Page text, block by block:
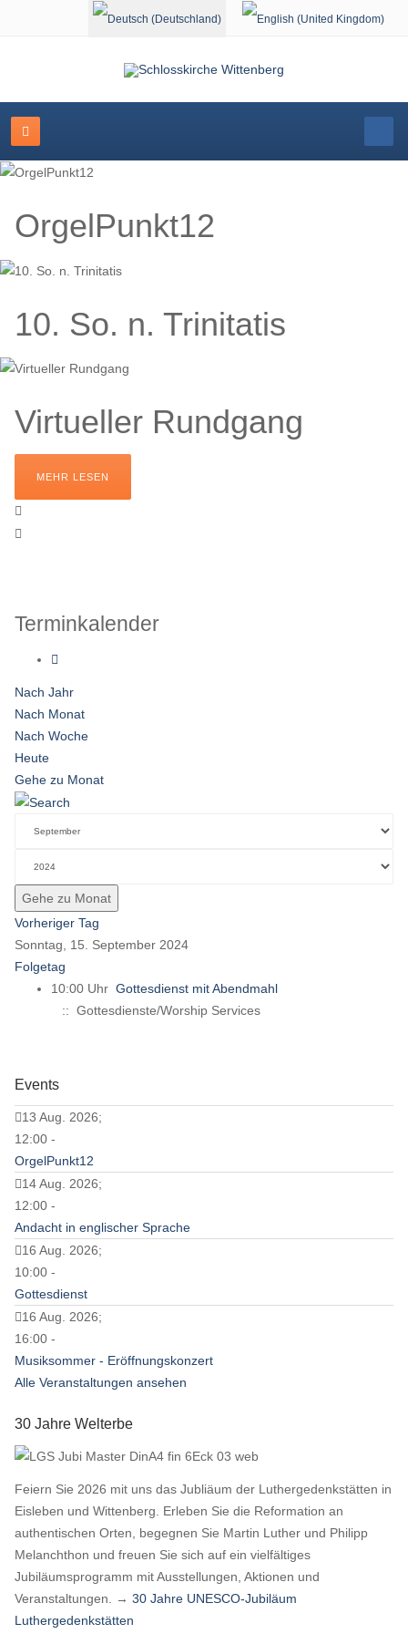
Sprache auswählen
OrgelPunkt12
10. So. n. Trinitatis
Virtueller Rundgang
MEHR LESEN
Terminkalender
Nach Jahr
Nach Monat
Nach Woche
Heute
Gehe zu Monat
Gehe zu Monat
Vorheriger Tag
Sonntag, 15. September 2024
Folgetag
10:00 Uhr Gottesdienst mit Abendmahl
:: Gottesdienste/Worship Services
Events
13 Aug. 2026;
12:00 -
OrgelPunkt12
14 Aug. 2026;
12:00 -
Andacht in englischer Sprache
16 Aug. 2026;
10:00 -
Gottesdienst
16 Aug. 2026;
16:00 -
Musiksommer - Eröffnungskonzert
Alle Veranstaltungen ansehen
30 Jahre Welterbe
Feiern Sie 2026 mit uns das Jubliäum der Luthergedenkstätten in
Eisleben und Wittenberg. Erleben Sie die Reformation an
authentischen Orten, begegnen Sie Martin Luther und Philipp
Melanchthon und freuen Sie sich auf ein vielfältiges
Jubiläumsprogramm mit Ausstellungen, Aktionen und
Veranstaltungen. → 30 Jahre UNESCO-Jubiläum
Luthergedenkstätten